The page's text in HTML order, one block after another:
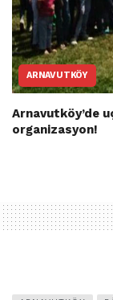
ARNAVUTKÖY
Arnavutköy’de
organizasyon!